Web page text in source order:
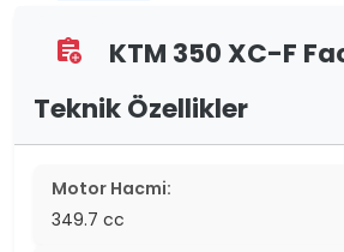
assignment_add
KTM 350 XC-F
Teknik Özellikler
Motor Hacmi:
349.7 cc